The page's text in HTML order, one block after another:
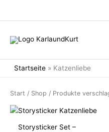
Startseite » Katzenliebe
Start / Shop / Produkte
Storysticker Set –